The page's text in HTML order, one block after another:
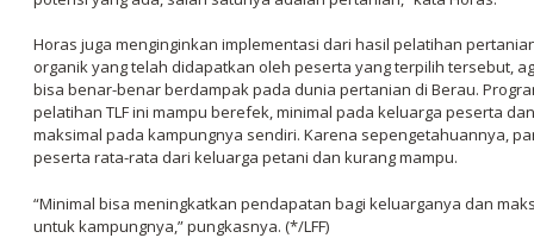
Horas juga menginginkan implementasi dari hasil pelatihan
organik yang telah didapatkan oleh peserta yang terpilih tersebut,
bisa benar-benar berdampak pada dunia pertanian di Berau.
pelatihan TLF ini mampu berefek, minimal pada keluarga peserta dan
maksimal pada kampungnya sendiri. Karena sepengetahuannya,
peserta rata-rata dari keluarga petani dan kurang mampu.
“Minimal bisa meningkatkan pendapatan bagi keluarganya dan
untuk kampungnya,” pungkasnya. (*/LFF)